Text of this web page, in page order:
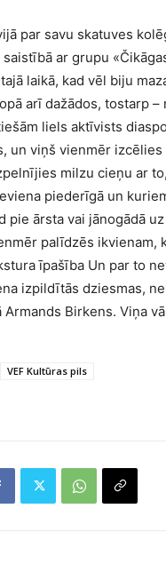
par savu skatuves
ar grupu
laikā, kad vēl biju
arī dažādos, tostarp
liels aktīvists
un viņš vienmēr
milzu cieņu ar
piederīgā un
pie ārsta vai jānogādā
palīdzēs ikvienam,
īpašība Un par to
izpildītās dziesmas,
Birkens. Viņa
VEF Kultūras pils